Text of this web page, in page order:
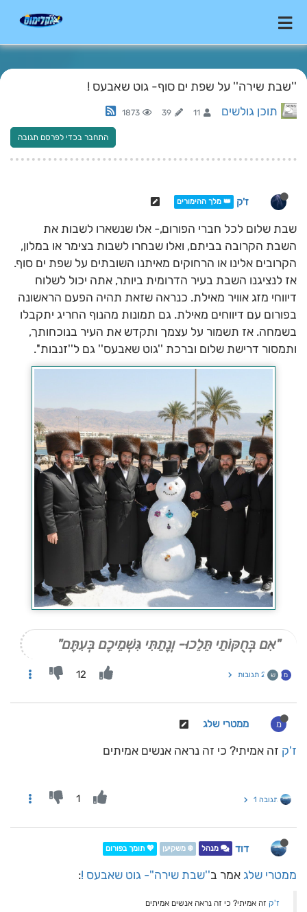
''שבת שירה'' על שפת ים סוף- גוט שאבעס !
תוכן גולשים 11
39
1873
התחבר בכדי לפרסם תגובה
ז'ק 👑 מלך ההימורים
שבת שלום לכל חברי הפורום,- אלו שנשארו לשבות את
השבת הקרובה בביתם, ואלו שבחרו לשבות בצימר או במלון,
הקרובים אלינו או הרחוקים מאיתנו השובתים על שפת ים סוף.
אז לנציגנו השבת בעיר הדרומית ביותר, אתה יכול לשלוח
דיווחי מזג אוויר מאילת. כנראה שזאת תהיה הפעם הראשונה
בפורום עם דיווחים מאילת. גם תמונות מהנוף החריג יתקבלו
בשמחה. אז תשמור על עצמך ותקדש את העיר בנוכחותך,
ותמסור דרישת שלום וברכת ''גוט שאבעס'' גם ל''זנבות''.
"אִם בְּחֻקּוֹתַי תֵּלֵכוּ- וְנָתַתִּי גִּשְׁמֵיכֶם בְּעִתָּם"
מ ש 2 תגובות 12
מ ממטרי שלג
ז'ק זה אמיתי? כי זה נראה אנשים אמיתים
תגובה 1 1
דוד מנהל ❄️ משקיען 💖 תומך בפורום
ממטרי שלג אמר ב''שבת שירה''- גוט שאבעס !:
ז'ק זה אמיתי? כי זה נראה אנשים אמיתים